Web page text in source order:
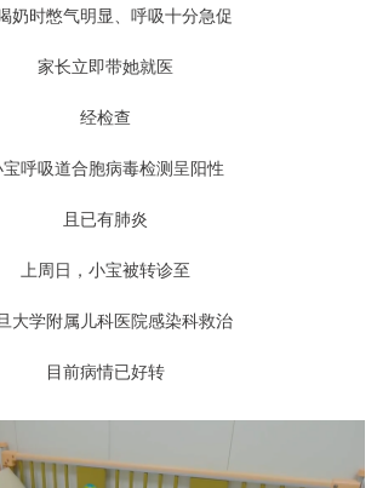
奶时憋气明显、呼吸十分急促
家长立即带她就医
经检查
呼吸道合胞病毒检测呈阳性
且已有肺炎
上周日，小宝被转诊至
大学附属儿科医院感染科救治
目前病情已好转